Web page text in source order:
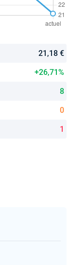
21,18 €
+26,71%
8
0
1